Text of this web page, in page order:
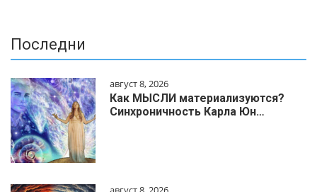
Последни
август 8, 2026
Как МЫСЛИ материализуются?
Синхроничность Карла Юн…